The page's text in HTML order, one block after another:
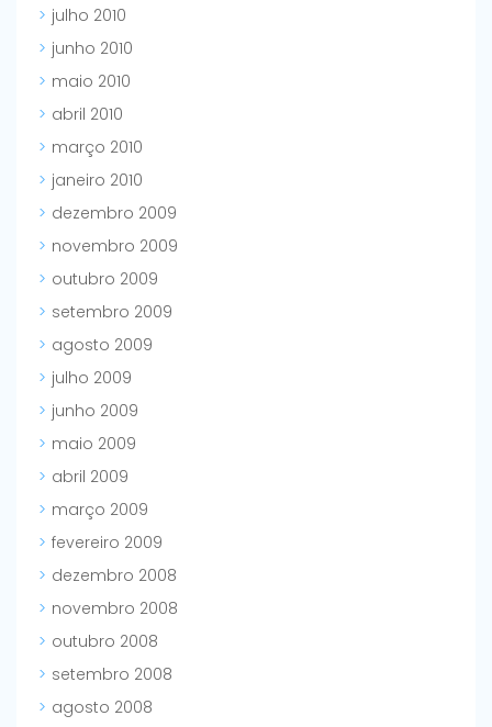
julho 2010
junho 2010
maio 2010
abril 2010
março 2010
janeiro 2010
dezembro 2009
novembro 2009
outubro 2009
setembro 2009
agosto 2009
julho 2009
junho 2009
maio 2009
abril 2009
março 2009
fevereiro 2009
dezembro 2008
novembro 2008
outubro 2008
setembro 2008
agosto 2008